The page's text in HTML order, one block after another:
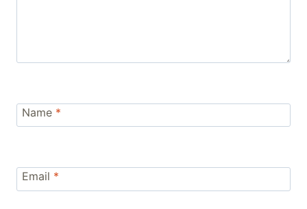
Name *
Email *